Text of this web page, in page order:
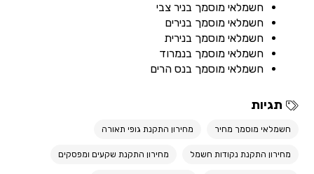
חשמלאי מוסמך בניר צבי
חשמלאי מוסמך בנירים
חשמלאי מוסמך בנירית
חשמלאי מוסמך בנמרוד
חשמלאי מוסמך בנס הרים
תגיות
חשמלאי מוסמך מחיר מחירון התקנת גופי תאורה
מחירון התקנת נקודות חשמל מחירון התקנת שקעים ומפסקים